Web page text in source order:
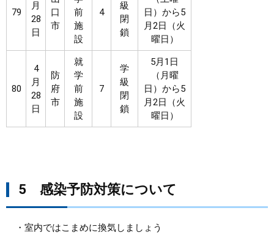
79
月
28
日
口
市
前
施
設
4
級
閉
鎖
日）から5
月2日（火
曜日）
80
4
月
28
日
防
府
市
就
学
前
施
設
7
学
級
閉
鎖
5月1日
（月曜
日）から5
月2日（火
曜日）
5 感染予防対策について
・室内ではこまめに換気しましょう